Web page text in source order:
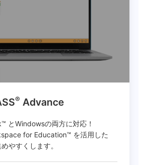
® Advance
とWindowsの両方に対応！
for Education™ を活用した
やすくします。